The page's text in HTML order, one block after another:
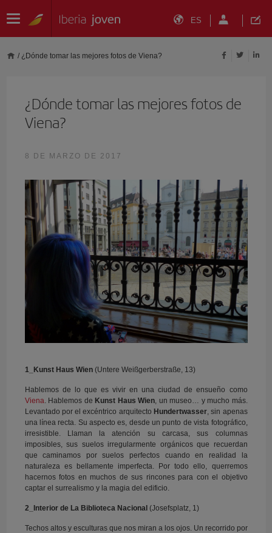
ES
/ ¿Dónde tomar las mejores fotos de Viena?
¿Dónde tomar las mejores fotos de
Viena?
8 DE MARZO DE 2017
1_Kunst Haus Wien(Untere Weißgerberstraße, 13)
Hablemos de lo que es vivir en una ciudad de ensueño como
Viena . Hablemos de Kunst Haus Wien , un museo… y mucho más.
Levantado por el excéntrico arquitecto Hundertwasser, sin apenas
una línea recta. Su aspecto es, desde un punto de vista fotográfico,
irresistible. Llaman la atención su carcasa, sus columnas
imposibles, sus suelos irregularmente orgánicos que recuerdan
que caminamos por suelos perfectos cuando en realidad la
naturaleza es bellamente imperfecta. Por todo ello, querremos
hacernos fotos en muchos de sus rincones para con el objetivo
captar el surrealismo y la magia del edificio.
2_Interior de La Biblioteca Nacional(Josefsplatz, 1)
Techos altos y esculturas que nos miran a los ojos. Un recorrido por